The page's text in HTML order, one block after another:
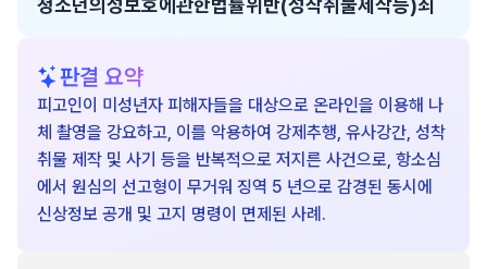
청소년의성보호에관한법률위반(성착취물제작등)죄
판결 요약
피고인이 미성년자 피해자들을 대상으로 온라인을 이용해 나
체 촬영을 강요하고, 이를 악용하여 강제추행, 유사강간, 성착
취물 제작 및 사기 등을 반복적으로 저지른 사건으로, 항소심
에서 원심의 선고형이 무거워 징역 5 년으로 감경된 동시에
신상정보 공개 및 고지 명령이 면제된 사례.